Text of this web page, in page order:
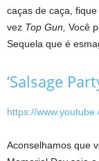
caças de caça,
vez Top Gun, Você
Sequela que é
‘Salsage
https://
Aconselhamos que